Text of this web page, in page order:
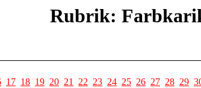
Rubrik:
17 18 19 20 21 22 23 24 25 26 27 28 29